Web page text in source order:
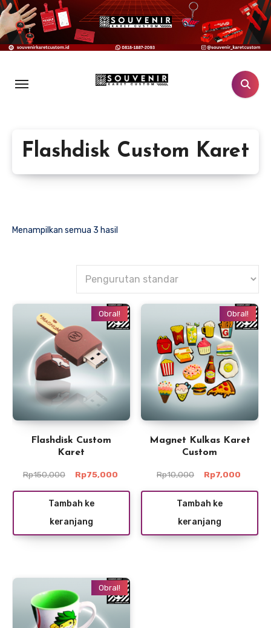
Lewati
ke
konten
Flashdisk Custom Karet
Menampilkan semua 3 hasil
Obral!
Flashdisk Custom
Karet
Rp150,000
Harga
adalah:
Rp75,000
Tambah ke
keranjang
Obral!
Magnet Kulkas Karet
Custom
Rp10,000
Harga
adalah:
Rp7,000
Tambah ke
keranjang
Obral!